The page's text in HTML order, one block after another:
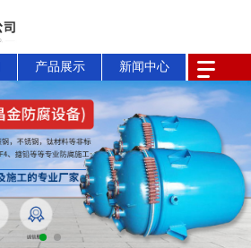
产品展示 新闻中心